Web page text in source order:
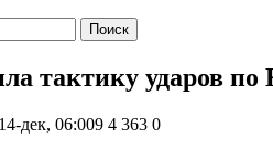
Поиск
тактику ударов по
14-дек, 06:009 4 363 0